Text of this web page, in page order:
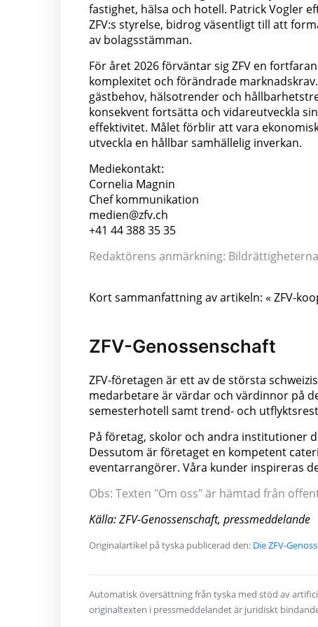
fastighet, hälsa och hotell. Patrick Vogler
ZFV:s styrelse, bidrog väsentligt till att
av bolagsstämman.
För året 2026 förväntar sig ZFV en
komplexitet och förändrade
gästbehov, hälsotrender och
konsekvent fortsätta och vidareutveckla
effektivitet. Målet förblir att vara
utveckla en hållbar samhällelig inverkan.
Mediekontakt:
Cornelia Magnin
Chef kommunikation
medien@zfv.ch
+41 44 388 35 35
Redaktörens anmärkning:
Kort sammanfattning av artikeln: « ZFV-
ZFV-Genossenschaft
ZFV-företagen är ett av de största
medarbetare är värdar och värdinnor på
semesterhotell samt trend- och
På företag, skolor och andra institutioner
Dessutom är företaget en kompetent
eventarrangörer. Våra kunder inspireras
Obs: Texten "Om oss" är hämtad från
Källa: ZFV-Genossenschaft, pressmeddelande
Originalartikel på tyska publicerad den: Die ZFV-
Automatisk översättning från tyska med stöd av
originaltexten i pressmeddelandet är juridiskt